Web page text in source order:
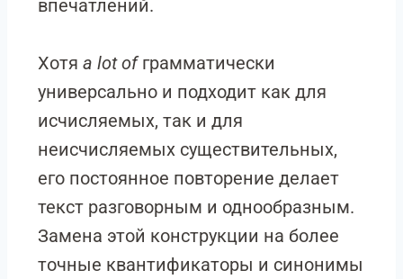
впечатлений.
Хотя a lot ofграмматически
универсально и подходит как для
исчисляемых, так и для
неисчисляемых существительных,
его постоянное повторение делает
текст разговорным и однообразным.
Замена этой конструкции на более
точные квантификаторы и синонимы